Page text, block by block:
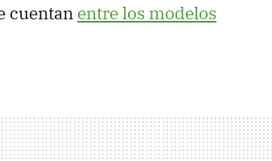
cuentan entre los modelos